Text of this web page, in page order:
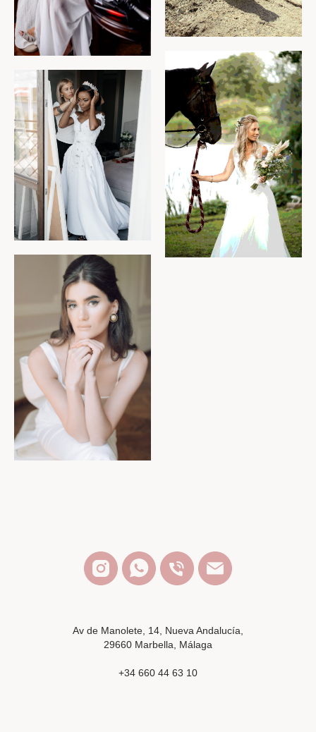
Av de Manolete, 14, Nueva Andalucía,
29660 Marbella, Málaga
+34 660 44 63 10